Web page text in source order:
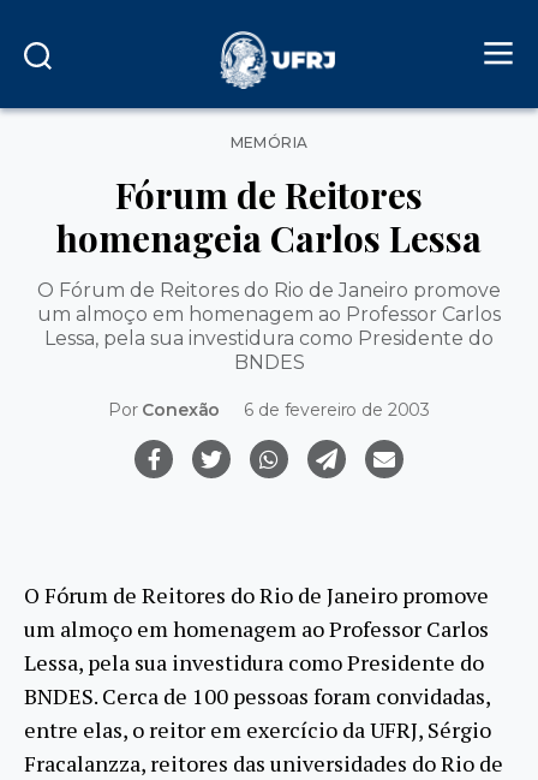
Categorias
MEMÓRIA
Fórum de Reitores
homenageia Carlos Lessa
O Fórum de Reitores do Rio de Janeiro promove
um almoço em homenagem ao Professor Carlos
Lessa, pela sua investidura como Presidente do
BNDES
Por Conexão 6 de fevereiro de 2003
O Fórum de Reitores do Rio de Janeiro promove
um almoço em homenagem ao Professor Carlos
Lessa, pela sua investidura como Presidente do
BNDES. Cerca de 100 pessoas foram convidadas,
entre elas, o reitor em exercício da UFRJ, Sérgio
Fracalanzza, reitores das universidades do Rio de